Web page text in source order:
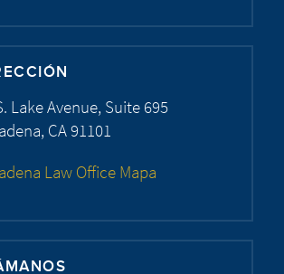
Lake Avenue, Suite 695
CA 91101
Law Office Mapa